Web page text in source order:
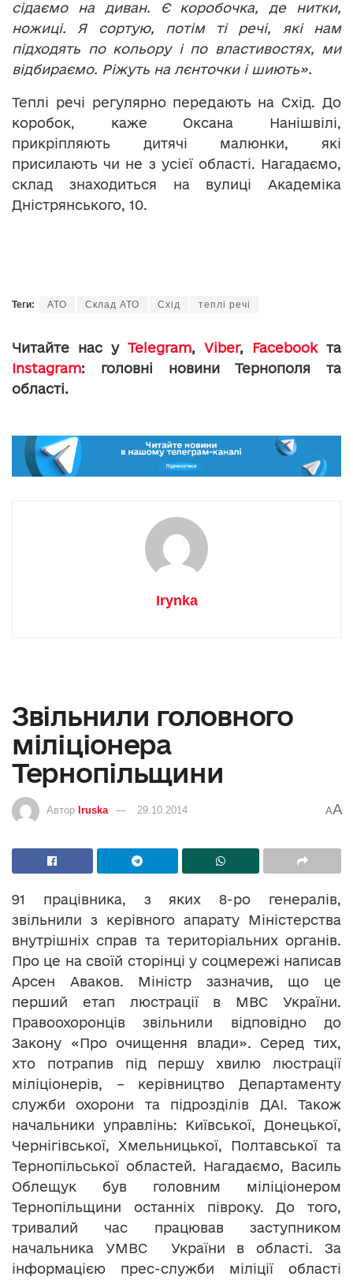
сідаємо на диван. Є коробочка, де нитки,
ножиці. Я сортую, потім ті речі, які нам
підходять по кольору і по властивостях, ми
відбираємо. Ріжуть на лєнточки і шиють».
Теплі речі регулярно передають на Схід. До
коробок, каже Оксана Нанішвілі,
прикріпляють дитячі малюнки, які
присилають чи не з усієї області. Нагадаємо,
склад знаходиться на вулиці Академіка
Дністрянського, 10.
Теги: АТО Склад АТО Схід теплі речі
Читайте нас у Telegram, Viber, Facebookта
Instagram: головні новини Тернополя та
області.
Irynka
Звільнили головного
міліціонера
Тернопільщини
Автор Iruska 29.10.2014 AA
91 працівника, з яких 8-ро генералів,
звільнили з керівного апарату Міністерства
внутрішніх справ та територіальних органів.
Про це на своїй сторінці у соцмережі написав
Арсен Аваков. Міністр зазначив, що це
перший етап люстрації в МВС України.
Правоохоронців звільнили відповідно до
Закону «Про очищення влади». Серед тих,
хто потрапив під першу хвилю люстрації
міліціонерів, – керівництво Департаменту
служби охорони та підрозділів ДАІ. Також
начальники управлінь: Київської, Донецької,
Чернігівської, Хмельницької, Полтавської та
Тернопільської областей. Нагадаємо, Василь
Облещук був головним міліціонером
Тернопільщини останніх півроку. До того,
тривалий час працював заступником
начальника УМВС України в області. За
інформацією прес-служби міліції області